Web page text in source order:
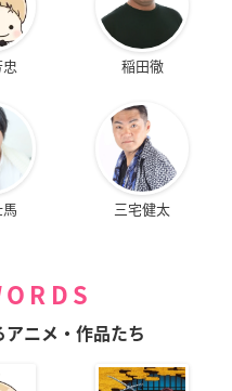
稲田徹
三宅健太
ニメ・作品たち